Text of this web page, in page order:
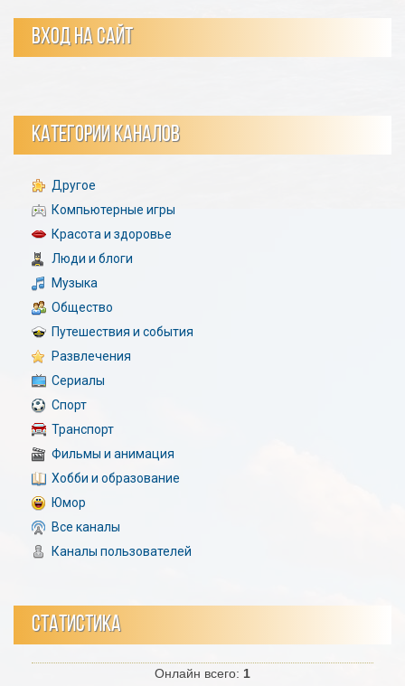
ВХОД НА САЙТ
КАТЕГОРИИ КАНАЛОВ
Другое
Компьютерные игры
Красота и здоровье
Люди и блоги
Музыка
Общество
Путешествия и события
Развлечения
Сериалы
Спорт
Транспорт
Фильмы и анимация
Хобби и образование
Юмор
Все каналы
Каналы пользователей
СТАТИСТИКА
Онлайн всего: 1